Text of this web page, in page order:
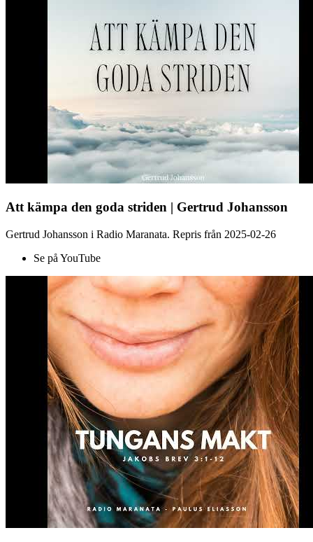
Att kämpa den goda striden | Gertrud Johansson
Gertrud Johansson i Radio Maranata. Repris från 2025-02-26
Se på YouTube